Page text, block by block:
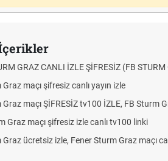
GRAZ CANLI İZLE ŞİFRESİZ (FB STURM
maçı şifresiz canlı yayın izle
maçı ŞİFRESİZ tv100 İZLE, FB Sturm
Graz maçı şifresiz izle canlı tv100 linki
ücretsiz izle, Fener Sturm Graz maçı